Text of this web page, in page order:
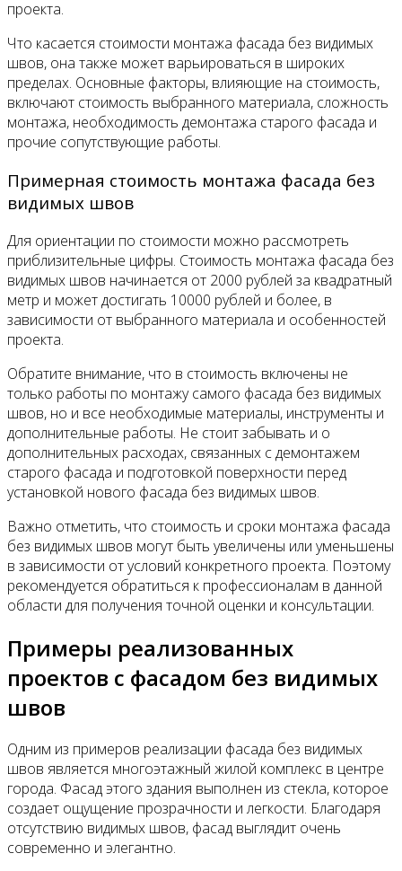
проекта.
Что касается стоимости монтажа фасада без видимых
швов, она также может варьироваться в широких
пределах. Основные факторы, влияющие на стоимость,
включают стоимость выбранного материала, сложность
монтажа, необходимость демонтажа старого фасада и
прочие сопутствующие работы.
Примерная стоимость монтажа фасада без
видимых швов
Для ориентации по стоимости можно рассмотреть
приблизительные цифры. Стоимость монтажа фасада без
видимых швов начинается от 2000 рублей за квадратный
метр и может достигать 10000 рублей и более, в
зависимости от выбранного материала и особенностей
проекта.
Обратите внимание, что в стоимость включены не
только работы по монтажу самого фасада без видимых
швов, но и все необходимые материалы, инструменты и
дополнительные работы. Не стоит забывать и о
дополнительных расходах, связанных с демонтажем
старого фасада и подготовкой поверхности перед
установкой нового фасада без видимых швов.
Важно отметить, что стоимость и сроки монтажа фасада
без видимых швов могут быть увеличены или уменьшены
в зависимости от условий конкретного проекта. Поэтому
рекомендуется обратиться к профессионалам в данной
области для получения точной оценки и консультации.
Примеры реализованных
проектов с фасадом без видимых
швов
Одним из примеров реализации фасада без видимых
швов является многоэтажный жилой комплекс в центре
города. Фасад этого здания выполнен из стекла, которое
создает ощущение прозрачности и легкости. Благодаря
отсутствию видимых швов, фасад выглядит очень
современно и элегантно.